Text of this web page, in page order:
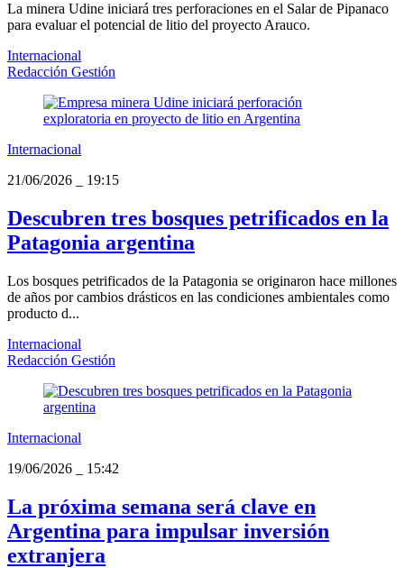
La minera Udine iniciará tres perforaciones en el Salar de Pipanaco
para evaluar el potencial de litio del proyecto Arauco.
Internacional
Redacción Gestión
Internacional
21/06/2026
19:15
Descubren tres bosques petrificados en la
Patagonia argentina
Los bosques petrificados de la Patagonia se originaron hace millones
de años por cambios drásticos en las condiciones ambientales como
producto d...
Internacional
Redacción Gestión
Internacional
19/06/2026
15:42
La próxima semana será clave en
Argentina para impulsar inversión
extranjera